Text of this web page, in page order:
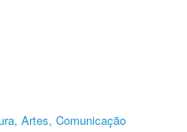
Artes, Comunicação